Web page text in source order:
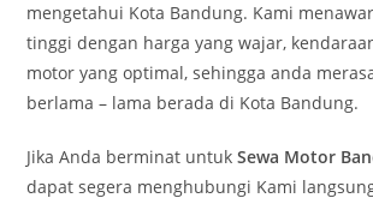
mengetahui Kota Bandung. Kami
tinggi dengan harga yang wajar,
motor yang optimal, sehingga anda
berlama – lama berada di Kota Bandung.
Jika Anda berminat untukSewa Motor
dapat segera menghubungi Kami